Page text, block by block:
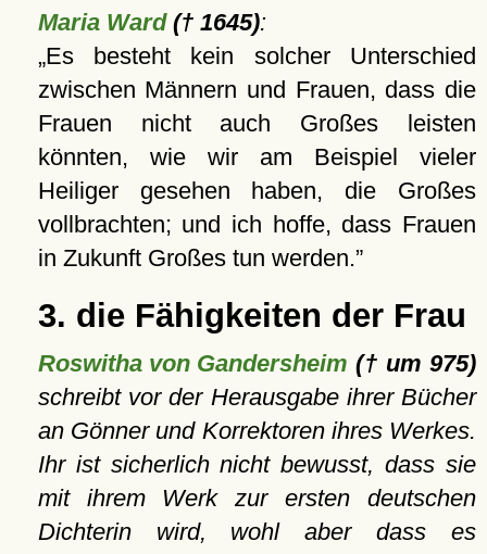
Maria Ward(† 1645):
Es besteht kein solcher Unterschied
zwischen Männern und Frauen, dass die
Frauen nicht auch Großes leisten
könnten, wie wir am Beispiel vieler
Heiliger gesehen haben, die Großes
vollbrachten; und ich hoffe, dass Frauen
in Zukunft Großes tun werden.
3. die Fähigkeiten der Frau
Roswitha von Gandersheim († um 975)
schreibt vor der Herausgabe ihrer Bücher
an Gönner und Korrektoren ihres Werkes.
Ihr ist sicherlich nicht bewusst, dass sie
mit ihrem Werk zur ersten deutschen
Dichterin wird, wohl aber dass es